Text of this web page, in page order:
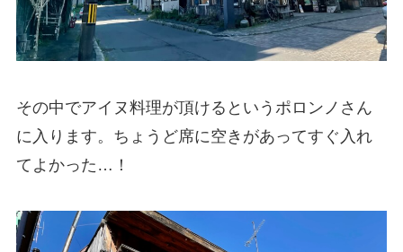
その中でアイヌ料理が頂けるというポロンノさん
に入ります。ちょうど席に空きがあってすぐ入れ
てよかった…！